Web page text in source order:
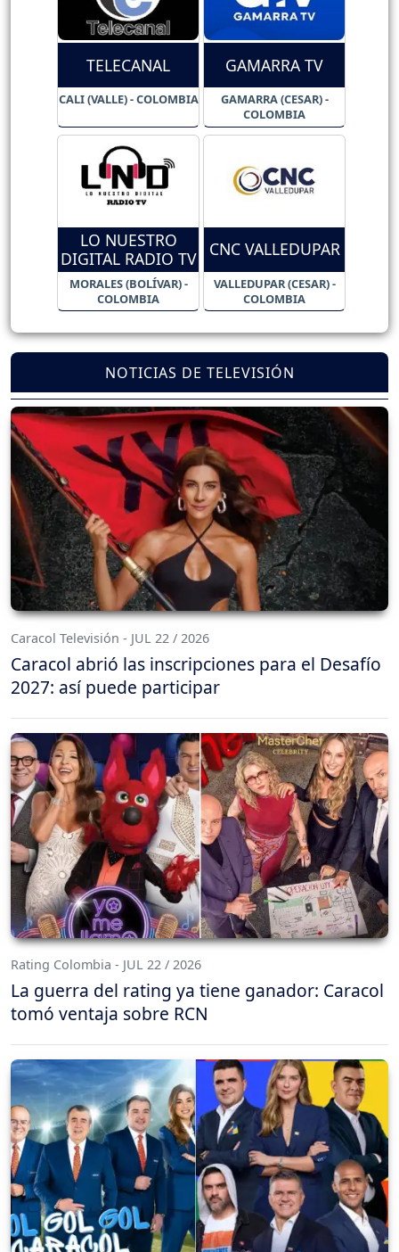
TELECANAL
CALI (VALLE) - COLOMBIA
GAMARRA TV
GAMARRA (CESAR) -
COLOMBIA
LO NUESTRO
DIGITAL RADIO TV
MORALES (BOLÍVAR) -
COLOMBIA
CNC VALLEDUPAR
VALLEDUPAR (CESAR) -
COLOMBIA
NOTICIAS DE TELEVISIÓN
Caracol Televisión - JUL 22 / 2026
Caracol abrió las inscripciones para el Desafío
2027: así puede participar
Rating Colombia - JUL 22 / 2026
La guerra del rating ya tiene ganador: Caracol
tomó ventaja sobre RCN